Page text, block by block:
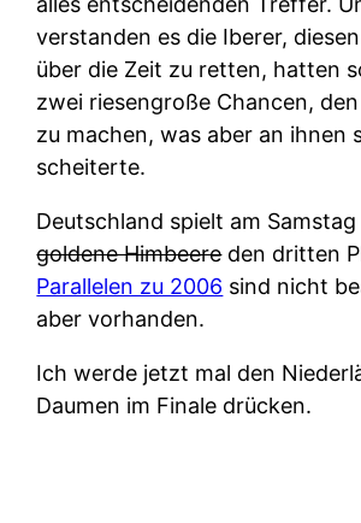
verstanden es die Iberer,
über die Zeit zu retten, hatten
zwei riesengroße Chancen,
zu machen, was aber an ihnen
scheiterte.
Deutschland spielt am
goldene Himbeereden dritten
Parallelen zu 2006 sind nicht
aber vorhanden.
Ich werde jetzt mal den
Daumen im Finale drücken.